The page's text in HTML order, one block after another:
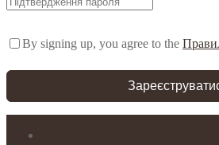
By signing up, you agree to the